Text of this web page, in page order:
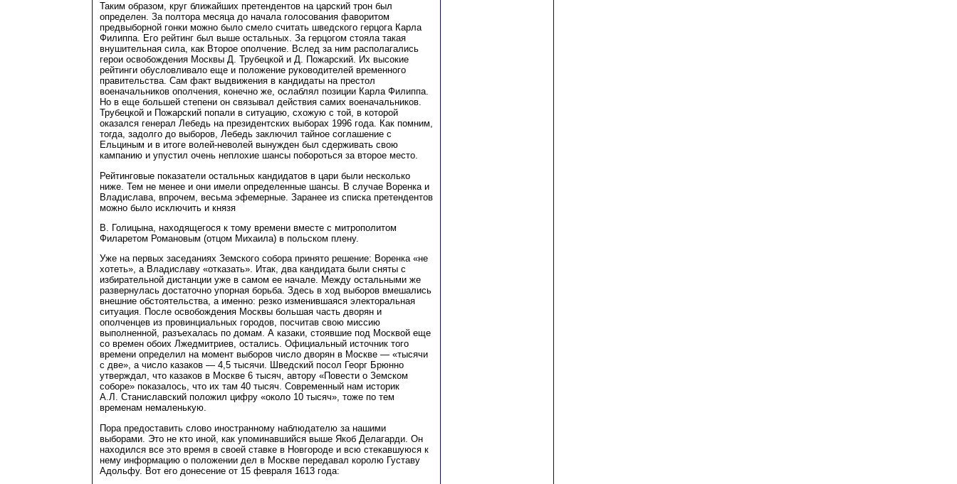
Таким образом, круг ближайших претендентов на царский трон был
определен. За полтора месяца до начала голосования фаворитом
предвыборной гонки можно было смело считать шведского герцога Карла
Филиппа. Его рейтинг был выше остальных. За герцогом стояла такая
внушительная сила, как Второе ополчение. Вслед за ним располагались
герои освобождения Москвы Д. Трубецкой и Д. Пожарский. Их высокие
рейтинги обусловливало еще и положение руководителей временного
правительства. Сам факт выдвижения в кандидаты на престол
военачальников ополчения, конечно же, ослаблял позиции Карла Филиппа.
Но в еще большей степени он связывал действия самих военачальников.
Трубецкой и Пожарский попали в ситуацию, схожую с той, в которой
оказался генерал Лебедь на президентских выборах 1996 года. Как помним,
тогда, задолго до выборов, Лебедь заключил тайное соглашение с
Ельциным и в итоге волей-неволей вынужден был сдерживать свою
кампанию и упустил очень неплохие шансы побороться за второе место.
Рейтинговые показатели остальных кандидатов в цари были несколько
ниже. Тем не менее и они имели определенные шансы. В случае Воренка и
Владислава, впрочем, весьма эфемерные. Заранее из списка претендентов
можно было исключить и князя
В. Голицына, находящегося к тому времени вместе с митрополитом
Филаретом Романовым (отцом Михаила) в польском плену.
Уже на первых заседаниях Земского собора принято решение: Воренка «не
хотеть», а Владиславу «отказать». Итак, два кандидата были сняты с
избирательной дистанции уже в самом ее начале. Между остальными же
развернулась достаточно упорная борьба. Здесь в ход выборов вмешались
внешние обстоятельства, а именно: резко изменившаяся электоральная
ситуация. После освобождения Москвы большая часть дворян и
ополченцев из провинциальных городов, посчитав свою миссию
выполненной, разъехалась по домам. А казаки, стоявшие под Москвой еще
со времен обоих Лжедмитриев, остались. Официальный источник того
времени определил на момент выборов число дворян в Москве — «тысячи
с две», а число казаков — 4,5 тысячи. Шведский посол Георг Брюнно
утверждал, что казаков в Москве 6 тысяч, автору «Повести о Земском
соборе» показалось, что их там 40 тысяч. Современный нам историк
А.Л. Станиславский положил цифру «около 10 тысяч», тоже по тем
временам немаленькую.
Пора предоставить слово иностранному наблюдателю за нашими
выборами. Это не кто иной, как упоминавшийся выше Якоб Делагарди. Он
находился все это время в своей ставке в Новгороде и всю стекавшуюся к
нему информацию о положении дел в Москве передавал королю Густаву
Адольфу. Вот его донесение от 15 февраля 1613 года: